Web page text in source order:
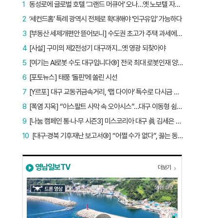
동성로에 글로벌 호텔 ‘그랜드 머큐어’ 오나…옛 노보텔 자리 사무실 개설
1
‘세컨드홈’ 특례 광역시 전체로 확대해야 ‘인구유입’ 가능하다
2
[부동산 세제개편안 뜯어보니] 수도권 초고가 주택 과세에만 초점…침체된 지방 부동산 대책은 없다
3
[사설] 구미의 제2전성기 대구까지...옛 영광 되찾아야
4
[여기는 AI로봇 수도 대구입니다⑤] 전국 최대 로봇인재 양성소…“대구산업 맞춤형 교육과정 만들자”
5
[포토뉴스] 태풍 ‘돌핀’에 쏠린 시선
6
[Y르포] 대구 교동귀금속거리, ‘랩 다이아’ 특수로 다시금 활기…“반짝 인기 의존 않는 지속 가능 성장 동력 마련해야”
7
[폭염 지옥] “아스팔트 사막 속 오아시스”…대구 이동형 쉼터 버스 ‘북적’, 지하철역도 ‘바글’
8
[나눔 캠페인 통·나·무 시즌3] 미스코리아 대구 眞 김세은 “내가 받은 응원, 다음 사람에게”
9
[대구·경북 기후재난 보고서③] “어쩔 수가 없다”, 끓는 동해…‘절멸 위기’ 경북 수산업
10
영남일보TV 더보기